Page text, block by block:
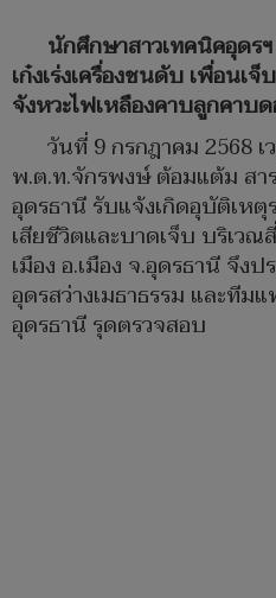
นักศึกษาสาวเทคนิคอุดร
เก๋งเร่งเครื่องชนดับ เพื่อนเ
จังหวะไฟเหลืองคาบลูกคาบ
วันที่ 9 กรกฎาคม 2568 เ
พ.ต.ท.จักรพงษ์ ต้อมแต้ม สา
อุดรธานี รับแจ้งเกิดอุบัติเ
เสียชีวิตและบาดเจ็บ บริเว
เมือง อ.เมือง จ.อุดรธานี จึง
อุดรสว่างเมธาธรรม และทีม
อุดรธานี รุดตรวจสอบ